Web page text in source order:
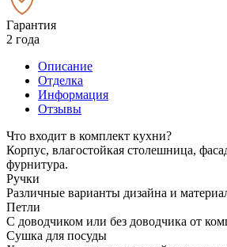
Гарантия
2 года
Описание
Отделка
Информация
Отзывы
Что входит в комплект кухни?
Корпус, влагостойкая столешница,
фурнитура.
Ручки
Различные варианты дизайна и
Петли
С доводчиком или без доводчика от
Сушка для посуды